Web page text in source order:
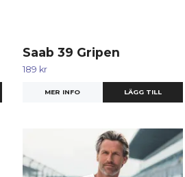
Saab 39 Gripen
189 kr
MER INFO LÄGG TILL